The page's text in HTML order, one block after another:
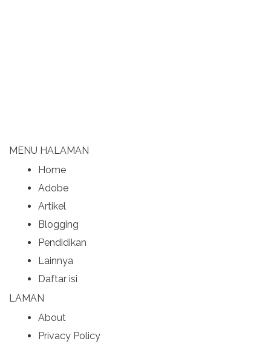
MENU HALAMAN
Home
Adobe
Artikel
Blogging
Pendidikan
Lainnya
Daftar isi
LAMAN
About
Privacy Policy